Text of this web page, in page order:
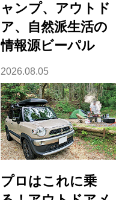
ャンプ、アウトド
ア、自然派生活の
情報源ビーパル
2026.08.05
プロはこれに乗